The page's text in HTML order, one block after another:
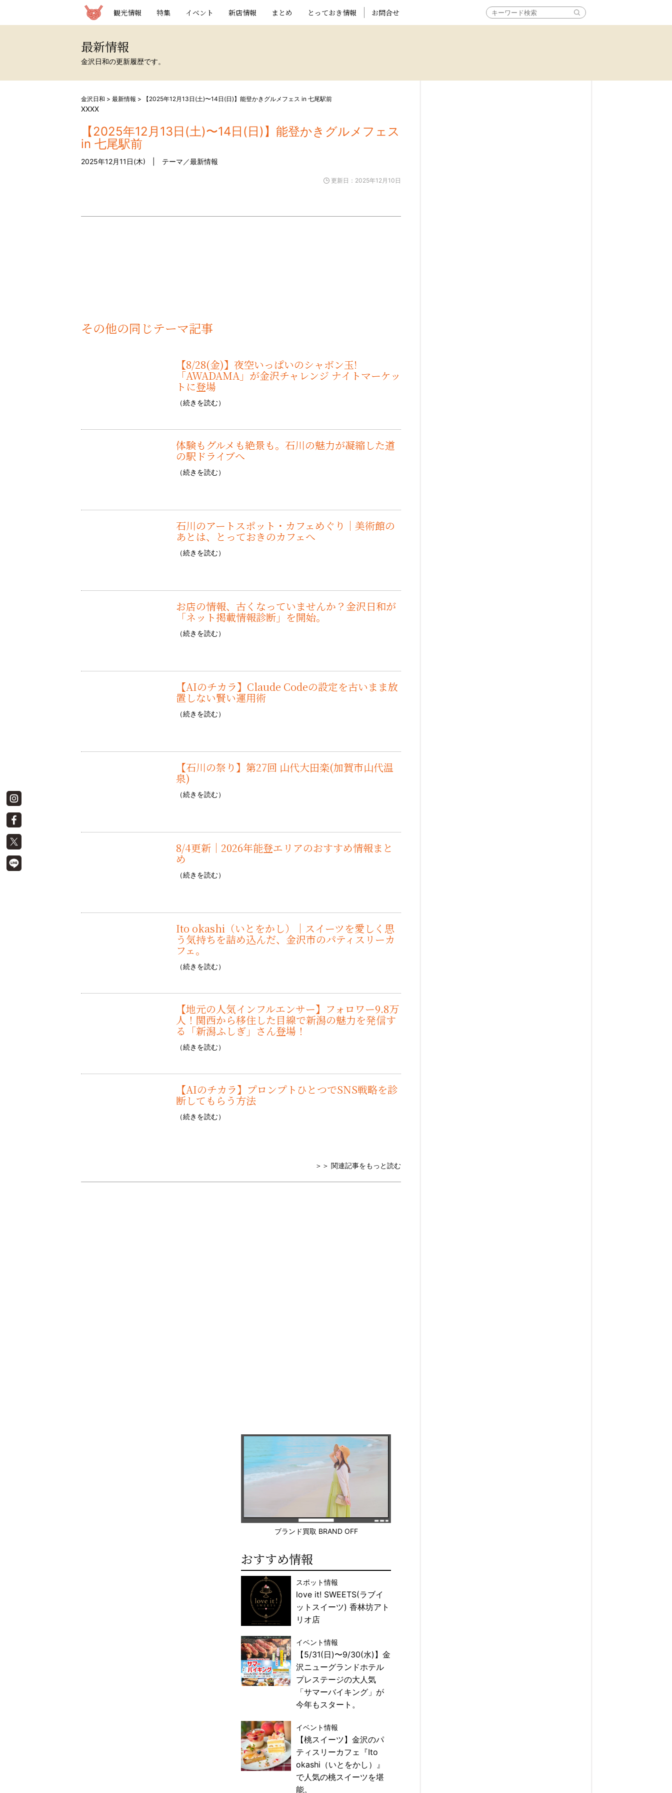
観光情報 特集 イベント 新店情報 まとめ とっておき情報 お問合せ
最新情報
金沢日和の更新履歴です。
金沢日和 > 最新情報 > 【2025年12月13日(土)〜14日(日)】能登かきグルメフェス in 七尾駅前
XXXX
【2025年12月13日(土)〜14日(日)】能登かきグルメフェス
in 七尾駅前
2025年12月11日(木) | テーマ／最新情報
更新日：2025年12月10日
その他の同じテーマ記事
【8/28(金)】夜空いっぱいのシャボン玉!
「AWADAMA」が金沢チャレンジ ナイトマーケッ
トに登場
（続きを読む）
体験もグルメも絶景も。石川の魅力が凝縮した道
の駅ドライブへ
（続きを読む）
石川のアートスポット・カフェめぐり｜美術館の
あとは、とっておきのカフェへ
（続きを読む）
お店の情報、古くなっていませんか？金沢日和が
「ネット掲載情報診断」を開始。
（続きを読む）
【AIのチカラ】Claude Codeの設定を古いまま放
置しない賢い運用術
（続きを読む）
【石川の祭り】第27回 山代大田楽(加賀市山代温
泉)
（続きを読む）
8/4更新｜2026年能登エリアのおすすめ情報まと
め
（続きを読む）
Ito okashi（いとをかし）｜スイーツを愛しく思
う気持ちを詰め込んだ、金沢市のパティスリーカ
フェ。
（続きを読む）
【地元の人気インフルエンサー】フォロワー9.8万
人！関西から移住した目線で新潟の魅力を発信す
る「新潟ふしぎ」さん登場！
（続きを読む）
【AIのチカラ】プロンプトひとつでSNS戦略を診
断してもらう方法
（続きを読む）
＞＞ 関連記事をもっと読む
ブランド買取 BRAND OFF
おすすめ情報
スポット情報
love it! SWEETS(ラブイ
ットスイーツ) 香林坊アト
リオ店
イベント情報
【5/31(日)〜9/30(水)】金
沢ニューグランドホテル
プレステージの大人気
「サマーバイキング」が
今年もスタート。
イベント情報
【桃スイーツ】金沢のパ
ティスリーカフェ『Ito
okashi（いとをかし）』
で人気の桃スイーツを堪
能。